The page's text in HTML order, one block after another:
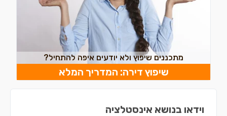
מתכננים שיפוץ ולא יודעים איפה להתחיל?
שיפוץ דירה: המדריך המלא
וידאו בנושא אינסטלציה